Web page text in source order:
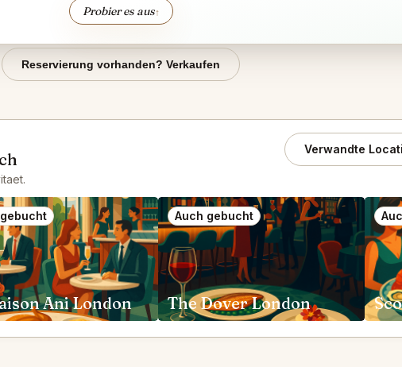
Probier es aus↑
Reservierung vorhanden? Verkaufen
Verwandte
Ani London
Auch gebucht
The Dover London